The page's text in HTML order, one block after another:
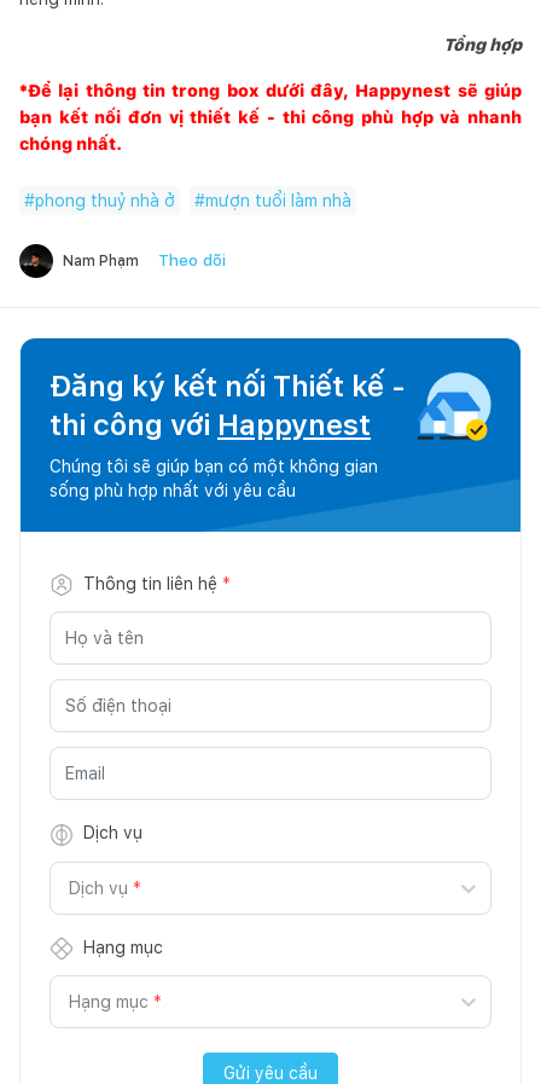
Tổng hợp
*Để lại thông tin trong box dưới đây, Happynest sẽ giúp
bạn kết nối đơn vị thiết kế - thi công phù hợp và nhanh
chóng nhất.
#phong thuỷ nhà ở #mượn tuổi làm nhà
Nam Phạm Theo dõi
Đăng ký kết nối Thiết kế -
thi công với Happynest
Chúng tôi sẽ giúp bạn có một không gian
sống phù hợp nhất với yêu cầu
Thông tin liên hệ *
Dịch vụ
Dịch vụ *
Hạng mục
Hạng mục *
Gửi yêu cầu